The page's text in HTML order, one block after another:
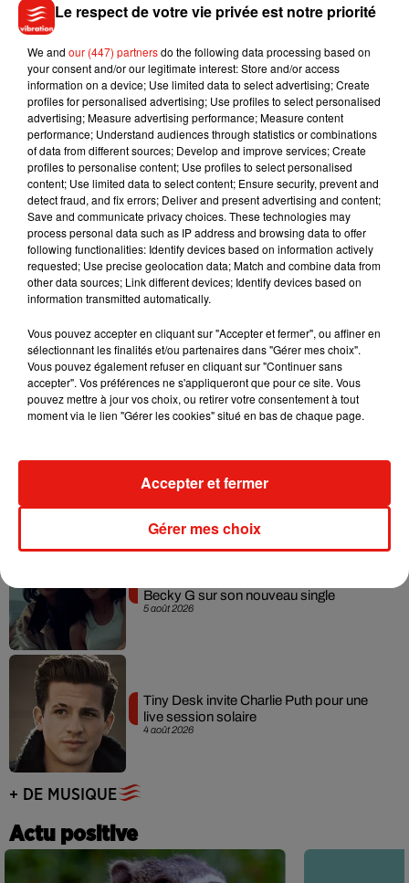
Musique
7 août 2026
Julien Lieb s’essaye à la vie de chatelain
dans son nouveau clip
Madonna sort enfin le remix de « Love
Sensation » avec Kylie Minogue
7 août 2026
Tayc et Didi B dévoilent le single le plus
dansant de l’année
7 août 2026
Angèle et Amélie Lens dévoilent leur
5 août 2026
Becky G sur son nouveau single
4 août 2026
Tiny Desk invite Charlie Puth pour une
live session solaire
+ DE MUSIQUE
Actu positive
Le respect de votre vie privée est notre priorité
We and our (447) partnersdo the following data processing based on
your consent and/or our legitimate interest: Store and/or access
information on a device; Use limited data to select advertising; Create
profiles for personalised advertising; Use profiles to select personalised
advertising; Measure advertising performance; Measure content
performance; Understand audiences through statistics or combinations
of data from different sources; Develop and improve services; Create
profiles to personalise content; Use profiles to select personalised
content; Use limited data to select content; Ensure security, prevent and
detect fraud, and fix errors; Deliver and present advertising and content;
Save and communicate privacy choices. These technologies may
process personal data such as IP address and browsing data to offer
following functionalities: Identify devices based on information actively
requested; Use precise geolocation data; Match and combine data from
other data sources; Link different devices; Identify devices based on
information transmitted automatically.
Vous pouvez accepter en cliquant sur "Accepter et fermer", ou affiner en
sélectionnant les finalités et/ou partenaires dans "Gérer mes choix".
Vous pouvez également refuser en cliquant sur "Continuer sans
accepter". Vos préférences ne s'appliqueront que pour ce site. Vous
pouvez mettre à jour vos choix, ou retirer votre consentement à tout
moment via le lien "Gérer les cookies" situé en bas de chaque page.
Gérer mes choix
Accepter et fermer